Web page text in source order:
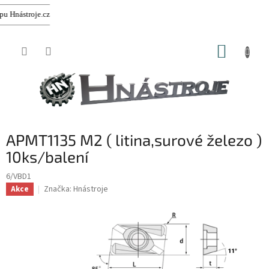
APMT1135 M2 ( litina,surové železo )
10ks/balení
6/VBD1
Akce Značka: Hnástroje